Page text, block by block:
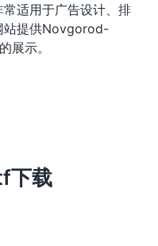
适用于广告设计、排
站提供Novgorod-
展示。
下载